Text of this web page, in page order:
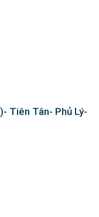
Tiên Tân- Phủ Lý-